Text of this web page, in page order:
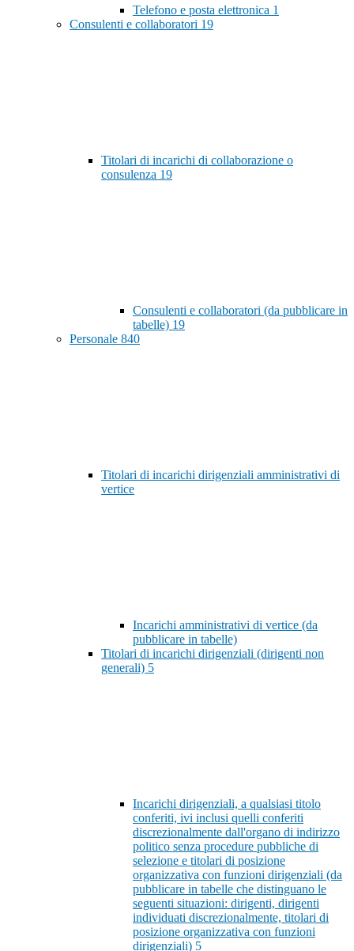
Telefono e posta elettronica 1
Consulenti e collaboratori 19
Titolari di incarichi di collaborazione o
consulenza 19
Consulenti e collaboratori (da pubblicare in
tabelle) 19
Personale 840
Titolari di incarichi dirigenziali amministrativi di
vertice
Incarichi amministrativi di vertice (da
pubblicare in tabelle)
Titolari di incarichi dirigenziali (dirigenti non
generali) 5
Incarichi dirigenziali, a qualsiasi titolo
conferiti, ivi inclusi quelli conferiti
discrezionalmente dall'organo di indirizzo
politico senza procedure pubbliche di
selezione e titolari di posizione
organizzativa con funzioni dirigenziali (da
pubblicare in tabelle che distinguano le
seguenti situazioni: dirigenti, dirigenti
individuati discrezionalmente, titolari di
posizione organizzativa con funzioni
dirigenziali) 5